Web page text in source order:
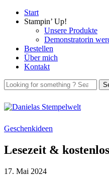
Start
Stampin’ Up!
Unsere Produkte
Demonstratorin
Bestellen
Über mich
Kontakt
Geschenkideen
Lesezeit &
17. Mai 2024